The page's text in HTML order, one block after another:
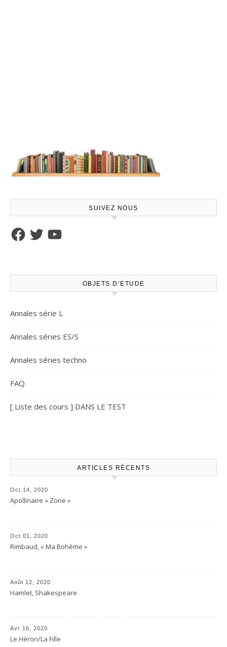
SUIVEZ NOUS
FacebookTwitterYouTube
OBJETS D’ETUDE
Annales série L
Annales séries ES/S
Annales séries techno
FAQ
[ Liste des cours ] DANS LE TEST
ARTICLES RÉCENTS
Oct 14, 2020
Apollinaire « Zone »
Oct 01, 2020
Rimbaud, « Ma Bohème »
Août 12, 2020
Hamlet, Shakespeare
Avr 16, 2020
Le Héron/La Fille